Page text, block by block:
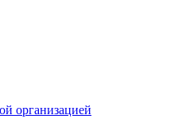
организацией